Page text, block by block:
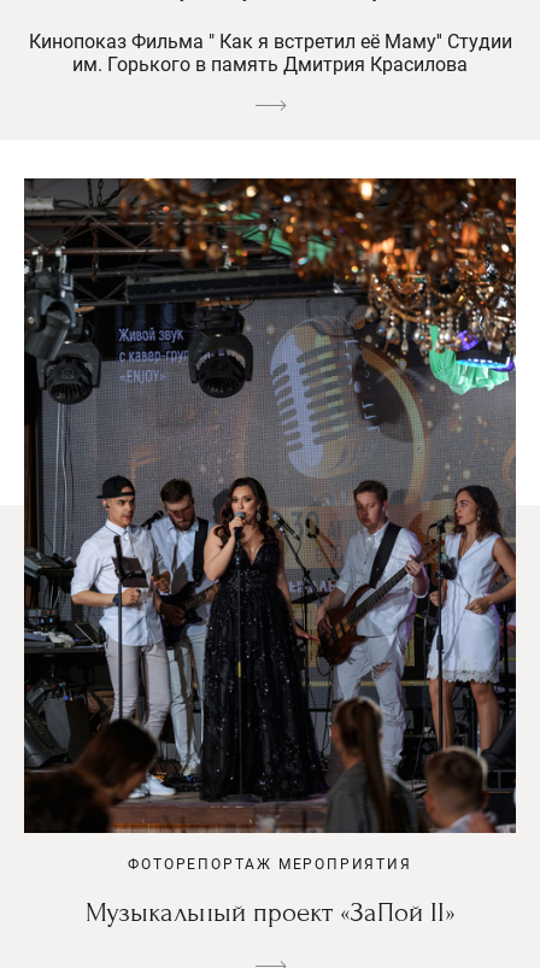
Кинопоказ Фильма " Как я встретил её Маму'' Студии
им. Горького в память Дмитрия Красилова
ФОТОРЕПОРТАЖ МЕРОПРИЯТИЯ
Музыкальный проект «ЗаПой II»